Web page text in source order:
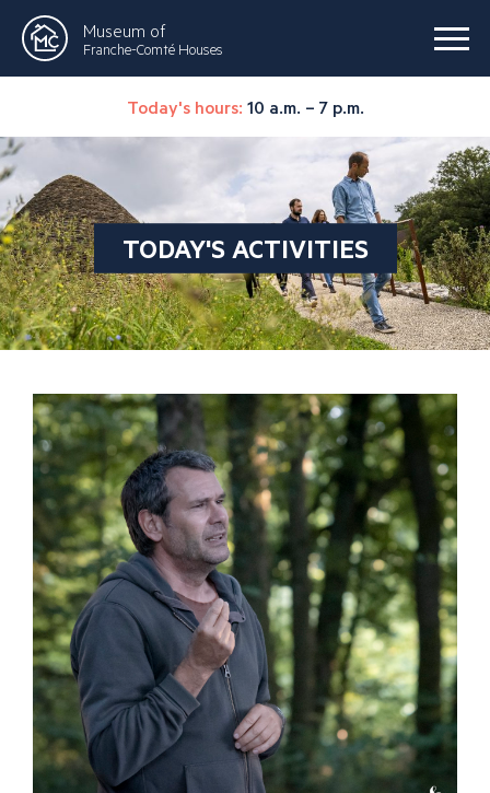
Museum of
Franche-Comté Houses
Today's hours: 10 a.m. – 7 p.m.
TODAY'S ACTIVITIES